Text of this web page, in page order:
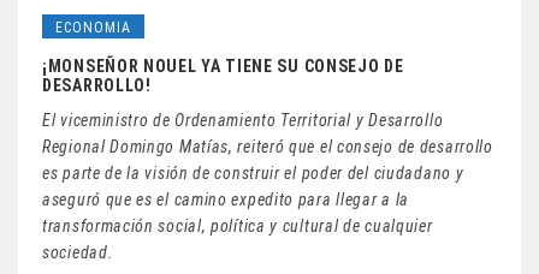
ECONOMIA
¡MONSEÑOR NOUEL YA TIENE SU CONSEJO DE
DESARROLLO!
El viceministro de Ordenamiento Territorial y Desarrollo
Regional Domingo Matías, reiteró que el consejo de desarrollo
es parte de la visión de construir el poder del ciudadano y
aseguró que es el camino expedito para llegar a la
transformación social, política y cultural de cualquier
sociedad.